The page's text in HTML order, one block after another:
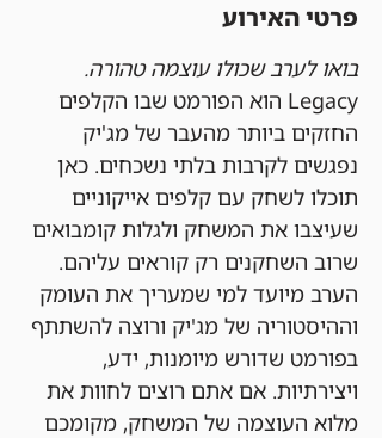
פרטי האירוע
בואו לערב שכולו עוצמה טהורה.
Legacy הוא הפורמט שבו הקלפים
החזקים ביותר מהעבר של מג'יק
נפגשים לקרבות בלתי נשכחים. כאן
תוכלו לשחק עם קלפים אייקוניים
שעיצבו את המשחק ולגלות קומבואים
שרוב השחקנים רק קוראים עליהם.
הערב מיועד למי שמעריך את העומק
וההיסטוריה של מג'יק ורוצה להשתתף
בפורמט שדורש מיומנות, ידע,
ויצירתיות. אם אתם רוצים לחוות את
מלוא העוצמה של המשחק, מקומכם